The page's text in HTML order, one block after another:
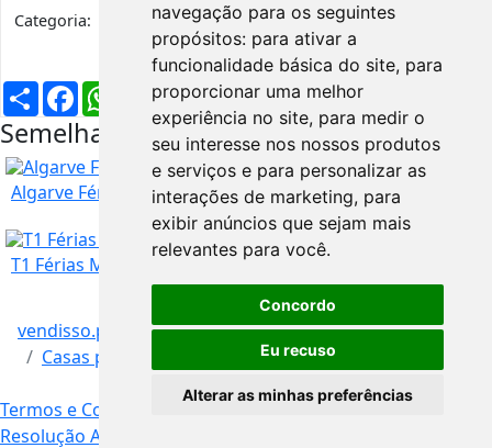
navegação para os seguintes
propósitos: para ativar a
funcionalidade básica do site, para
proporcionar uma melhor
experiência no site, para medir o
seu interesse nos nossos produtos
e serviços e para personalizar as
interações de marketing, para
exibir anúncios que sejam mais
relevantes para você.
Concordo
Eu recuso
Alterar as minhas preferências
Categoria:
Casas para Férias
PartilharFacebookWhatsApp
X LinkedInTelegramPinterest
Email
Semelhantes na mesma região
Algarve Férias
Faro 40
T1 Férias Monte Gordo
Faro
vendisso.pt Resultados
Imóveis
Casas para Férias
T2 Monte Gordo
Termos e Condições
Livro de Reclamações Online
Resolução Alternativa de Litígios